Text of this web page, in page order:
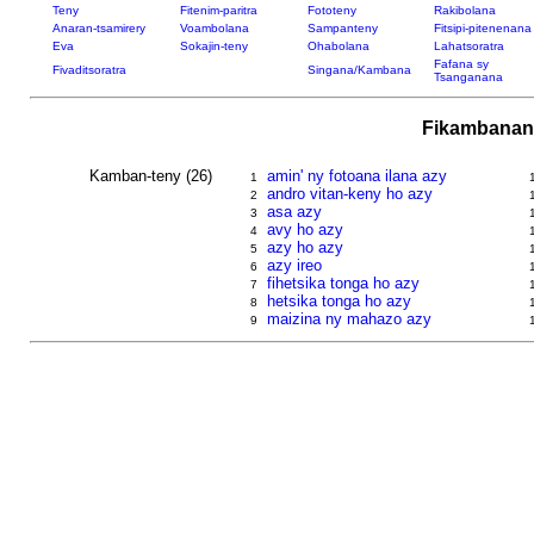
Teny Fitenim-paritra Fototeny
Rakibolana
Anaran-tsamirery
Voambolana Sampanteny
Fitsipi-pitenenana
Eva
Sokajin-teny Ohabolana
Lahatsoratra
Fivaditsoratra
Singana/Kambana
Fafana sy
Tsanganana
Kamban-teny (26) 1 amin' ny fotoana ilana azy
2 andro vitan-keny ho azy
3 asa azy
4 avy ho azy
5 azy ho azy
6 azy ireo
7 fihetsika tonga ho azy
8 hetsika tonga ho azy
9 maizina ny mahazo azy